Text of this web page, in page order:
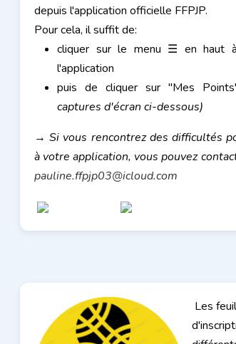
depuis l'application officielle FFPJP.
Pour cela, il suffit de:
cliquer sur le menu ☰ en haut
l'application
puis de cliquer sur "Mes
captures d'écran ci-dessous)
→ Si vous rencontrez des difficultés
à votre application, vous pouvez
pauline.ffpjp03@icloud.com
Les